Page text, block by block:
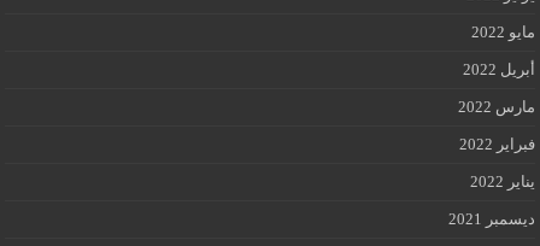
مايو 2022
أبريل 2022
مارس 2022
فبراير 2022
يناير 2022
ديسمبر 2021